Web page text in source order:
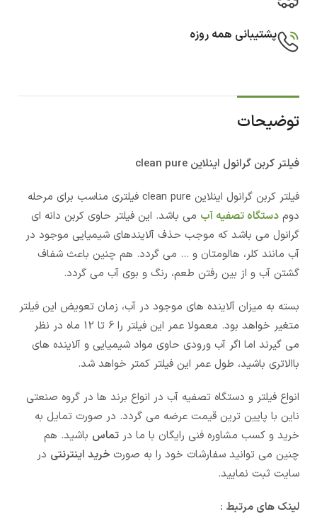
پشتیبانی همه روزه
توضیحات
فیلتر کربن گرانول اینلاین clean pure
فیلتر کربن گرانول اینلاین clean pure فیلتری مناسب برای مرحله
دوم دستگاه تصفیه آب می باشد. این فیلتر حاوی کربن دانه ای
گرانول می باشد که موجب حذف آلایندهای شیمیایی موجود در
آب مانند کلر، هالومتان و … می گردد. هم چنین باعث شفاف
گشتن آب و از بین رفتن طعم، رنگ و بوی آب می گردد.
بسته به میزان آلاینده های موجود در آب، زمان تعویض این فیلتر
متغیر خواهد بود. معمولا عمر این فیلتر را 6 تا 12 ماه در نظر
می گیرند اما اگر آب ورودی حاوی مواد شیمیایی و آلاینده های
باالاتری باشید، طول عمر این فیلتر کمتر خواهد شد.
انواع فیلتر و دستگاه تصفیه آب در انواع برند ها در گروه صنعتی
ناین با پایین ترین قیمت عرضه می گردد. در صورت تمایل به
خرید و کسب مشاوره فنی رایگان با ما در تماس باشید. هم
چنین می توانید سفارشات خود را به صورت خرید اینترنتی در
سایت ثبت نمایید.
لینک های مرتبط :